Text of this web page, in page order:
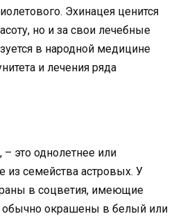
Эхинацея ценится
но и за свои лечебные
в народной медицине
и лечения ряда
– это однолетнее или
из семейства астровых. У
в соцветия, имеющие
окрашены в белый или